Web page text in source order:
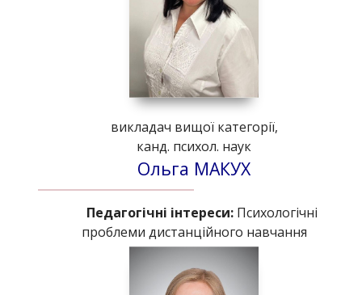
викладач вищої категорії,
канд. психол. наук
Ольга МАКУХ
Педагогічні інтереси: Психологічні
проблеми дистанційного навчання